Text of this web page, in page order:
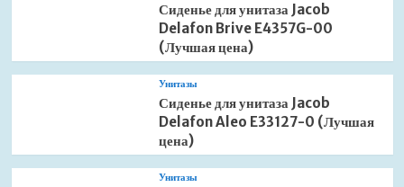
Сиденье для унитаза Jacob
Delafon Brive E4357G-00
(Лучшая цена)
Унитазы
Сиденье для унитаза Jacob
Delafon Aleo E33127-0 (Лучшая
цена)
Унитазы